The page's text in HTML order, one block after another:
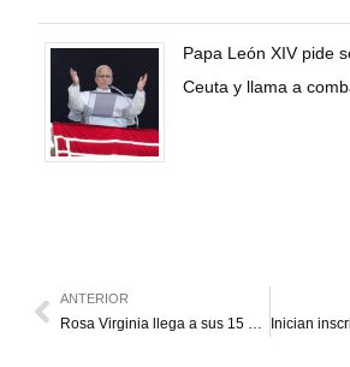
Papa León XIV pide
Ceuta y llama a
ANTERIOR
Rosa Virginia llega a sus 15 años de carrera artística